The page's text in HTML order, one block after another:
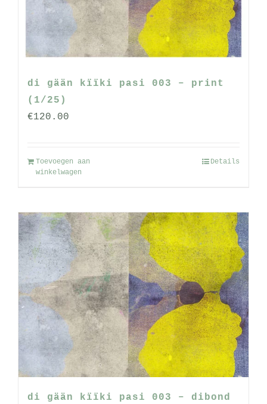
di gään kïïki pasi 003 – print
(1/25)
€120.00
Toevoegen aan
winkelwagen
Details
di gään kïïki pasi 003 – dibond